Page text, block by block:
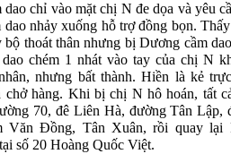
chỉ vào mặt chị N đe dọa và yêu
nhảy xuống hỗ trợ đồng bọn.
bộ thoát thân nhưng bị Dương cầm
chém 1 nhát vào tay của chị N
nhưng bất thành. Hiền là kẻ
hàng. Khi bị chị N hô hoán, tất
70, đê Liên Hà, đường Tân Lập,
Văn Đồng, Tân Xuân, rồi quay lại
số 20 Hoàng Quốc Việt.